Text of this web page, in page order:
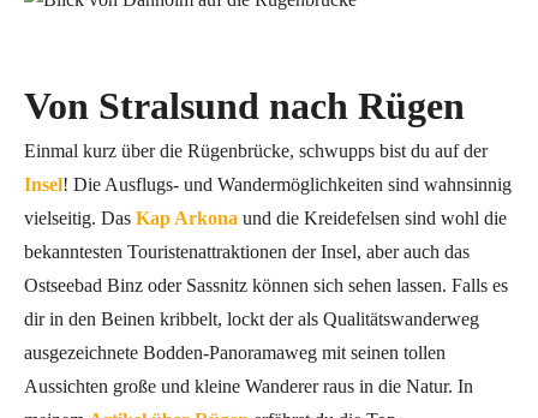
Von Stralsund nach Rügen
Einmal kurz über die Rügenbrücke, schwupps bist du auf der
Insel! Die Ausflugs- und Wandermöglichkeiten sind wahnsinnig
vielseitig. Das Kap Arkona und die Kreidefelsen sind wohl die
bekanntesten Touristenattraktionen der Insel, aber auch das
Ostseebad Binz oder Sassnitz können sich sehen lassen. Falls es
dir in den Beinen kribbelt, lockt der als Qualitätswanderweg
ausgezeichnete Bodden-Panoramaweg mit seinen tollen
Aussichten große und kleine Wanderer raus in die Natur. In